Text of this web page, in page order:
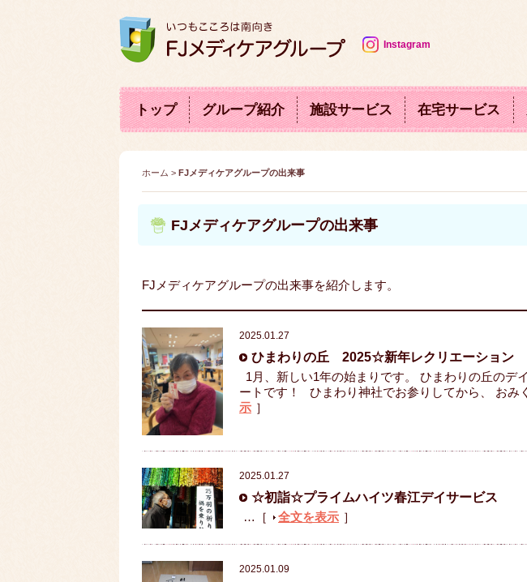
Instagram
トップ
「食」
にこだ
わる
盛
ん
な
交
流
Ａ
Ｃ
会
議)
グループ紹介
料
金
表
会
長・
理事
採
用
施設サービス
介護老人福祉施設
在宅サービス
坂井市春江地域包括支援センター
ホーム > FJメディケアグループの出来事
FJメディケアグループの出来事
FJメディケアグループの出来事を紹介します。
2025.01.27
ひまわりの丘 2025☆新年レクリエーション
1月、新しい1年の始まりです。 ひまわりの丘のデ
ートです！ ひまわり神社でお参りしてから、 おみ
示 ］
2025.01.27
☆初詣☆プライムハイツ春江デイサービス
…［ 全文を表示 ］
2025.01.09